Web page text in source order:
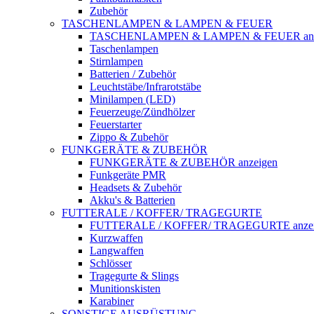
Zubehör
TASCHENLAMPEN & LAMPEN & FEUER
TASCHENLAMPEN & LAMPEN & FEUER
Taschenlampen
Stirnlampen
Batterien / Zubehör
Leuchtstäbe/Infrarotstäbe
Minilampen (LED)
Feuerzeuge/Zündhölzer
Feuerstarter
Zippo & Zubehör
FUNKGERÄTE & ZUBEHÖR
FUNKGERÄTE & ZUBEHÖR anzeigen
Funkgeräte PMR
Headsets & Zubehör
Akku's & Batterien
FUTTERALE / KOFFER/ TRAGEGURTE
FUTTERALE / KOFFER/ TRAGEGURTE
Kurzwaffen
Langwaffen
Schlösser
Tragegurte & Slings
Munitionskisten
Karabiner